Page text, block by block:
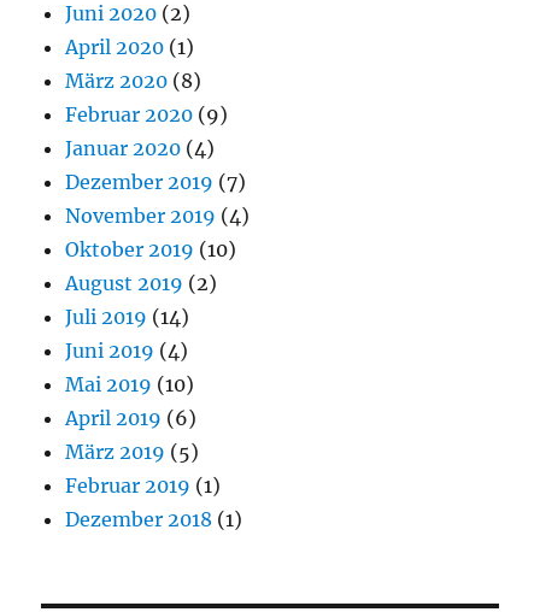
Juni 2020 (2)
April 2020 (1)
März 2020 (8)
Februar 2020 (9)
Januar 2020 (4)
Dezember 2019 (7)
November 2019 (4)
Oktober 2019 (10)
August 2019 (2)
Juli 2019 (14)
Juni 2019 (4)
Mai 2019 (10)
April 2019 (6)
März 2019 (5)
Februar 2019 (1)
Dezember 2018 (1)